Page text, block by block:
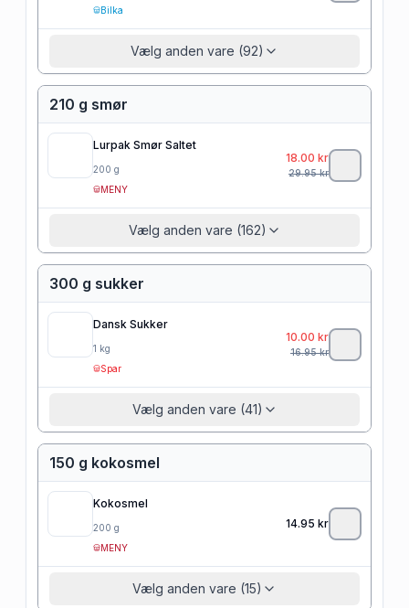
Bilka
Vælg anden vare (92)
210 g smør
Lurpak Smør Saltet
200 g
MENY
18.00 kr
29.95kr
Vælg anden vare (162)
300 g sukker
Dansk Sukker
1 kg
Spar
10.00 kr
16.95kr
Vælg anden vare (41)
150 g kokosmel
Kokosmel
200 g
MENY
14.95 kr
Vælg anden vare (15)